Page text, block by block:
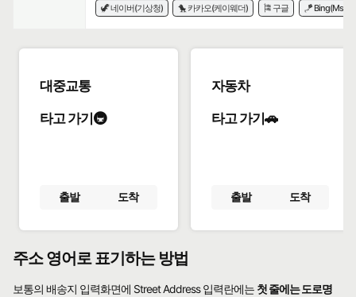
🦖 네이버(기상청) 🐤 카카오(케이웨더) 🎏 구글 🪁 Bing(Msn)
대중교통
타고 가기🚇
출발 도착
자동차
타고 가기🚗
출발 도착
주소 영어로 표기하는 방법
보통의 배송지 입력화면에 Street Address 입력란에는 첫 줄에는 도로명